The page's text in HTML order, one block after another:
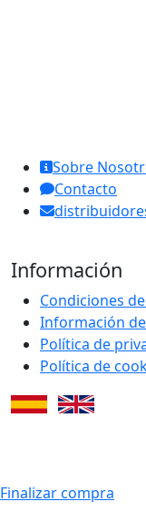
Sobre
Contacto
Información
Condiciones
Información
Política de
Política de
Finalizar compra